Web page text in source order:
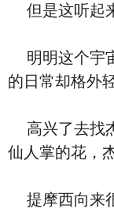
但是这听起
明明这个宇
的日常却格外
高兴了去找
仙人掌的花，
提摩西向来